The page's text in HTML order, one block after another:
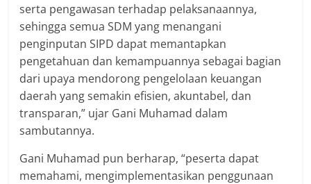
serta pengawasan terhadap pelaksanaannya,
sehingga semua SDM yang menangani
penginputan SIPD dapat memantapkan
pengetahuan dan kemampuannya sebagai bagian
dari upaya mendorong pengelolaan keuangan
daerah yang semakin efisien, akuntabel, dan
transparan,” ujar Gani Muhamad dalam
sambutannya.
Gani Muhamad pun berharap, “peserta dapat
memahami, mengimplementasikan penggunaan